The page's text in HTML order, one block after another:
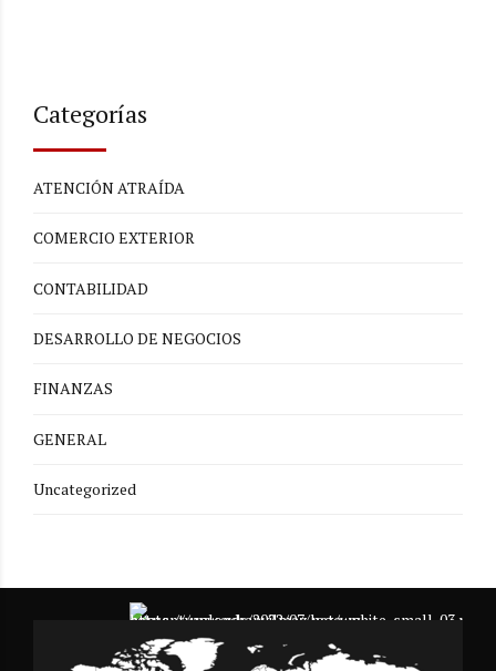
Categorías
ATENCIÓN ATRAÍDA
COMERCIO EXTERIOR
CONTABILIDAD
DESARROLLO DE NEGOCIOS
FINANZAS
GENERAL
Uncategorized